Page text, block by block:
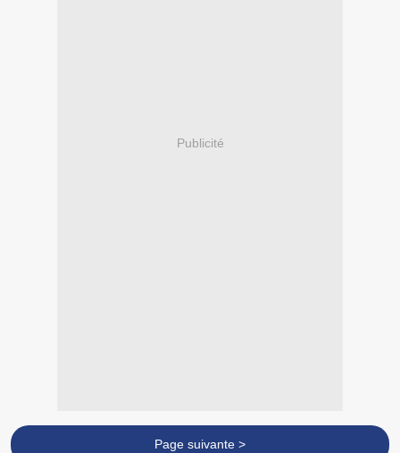
Publicité
Page suivante >